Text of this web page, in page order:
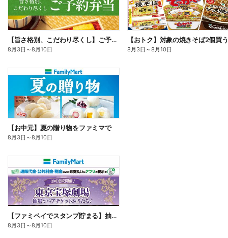
【旨さ格別、こだわり尽くし】ご予約弁当
8月3日 ～8月10日 8月3日 ～8月10日
【お中元】夏の贈り物をファミマで
8月3日 ～8月10日
【ファミペイでスタンプ貯まる】抽選でペアチケットが当たる!
8月3日 ～8月10日